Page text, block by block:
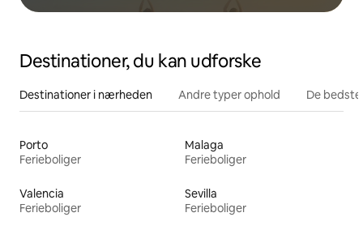
Destinationer, du kan udforske
Destinationer i nærheden Andre typer ophold De
Porto
Ferieboliger
Malaga
Ferieboliger
Valencia
Ferieboliger
Sevilla
Ferieboliger